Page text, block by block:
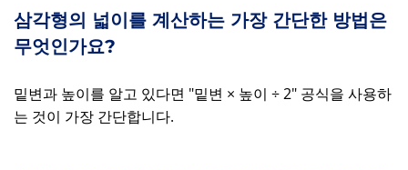
삼각형의 넓이를 계산하는 가장 간단한 방법은
무엇인가요?
밑변과 높이를 알고 있다면 "밑변 × 높이 ÷ 2" 공식을 사용하
는 것이 가장 간단합니다.